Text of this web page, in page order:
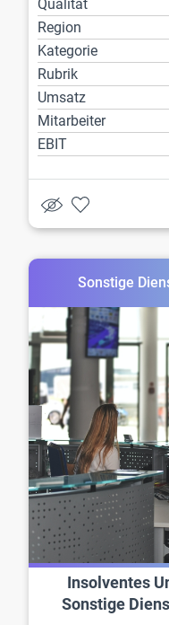
Qualität
Region
Kategorie
Rubrik
Umsatz
Mitarbeiter
EBIT
Sonstige
Insolventes
Sonstige